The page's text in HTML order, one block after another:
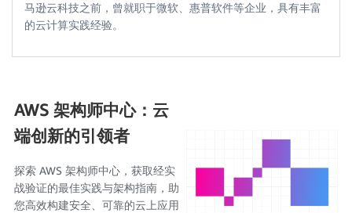
马逊云科技之前，曾就职于微软、惠普软件等企业，具有丰富
的云计算实践经验。
AWS 架构师中心：云
端创新的引领者
探索 AWS 架构师中心，获取经实
战验证的最佳实践与架构指南，助
您高效构建安全、可靠的云上应用